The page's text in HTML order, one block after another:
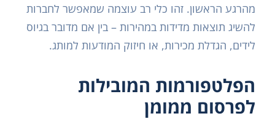
מהרגע הראשון. זהו כלי רב עוצמה שמאפשר לחברות
להשיג תוצאות מדידות במהירות – בין אם מדובר בגיוס
לידים, הגדלת מכירות, או חיזוק המודעות למותג.
הפלטפורמות המובילות
לפרסום ממומן